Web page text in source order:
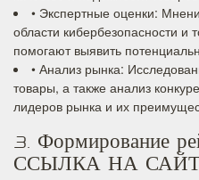
• Экспертные оценки:
области кибербезопасности и
помогают выявить
• Анализ рынка:
товары, а также анализ
лидеров рынка и их
3. Формирование
ССЫЛКА НА